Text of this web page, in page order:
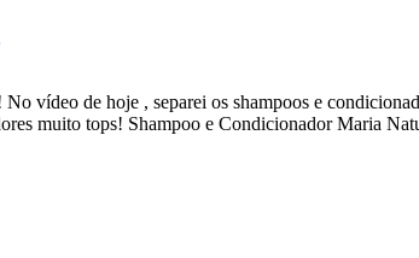
vídeo de hoje , separei os shampoos e
muito tops! Shampoo e Condicionador Maria